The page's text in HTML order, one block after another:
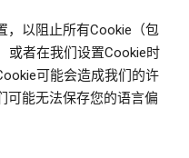
，以阻止所有Cookie（包
或者在我们设置Cookie时
可能会造成我们的许
可能无法保存您的语言偏